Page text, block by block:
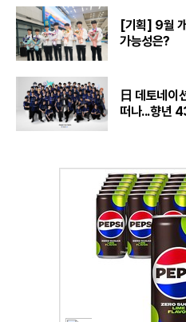
[기획] 9월
가능성은?
日 데토네이
떠나...향년